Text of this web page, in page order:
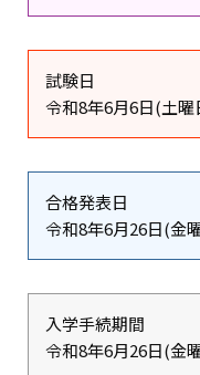
試験日
令和8年6月6日(土曜
合格発表日
令和8年6月26日(金
入学手続期間
令和8年6月26日(金